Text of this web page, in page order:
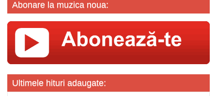
Abonare la muzica noua:
Ultimele hituri adaugate: